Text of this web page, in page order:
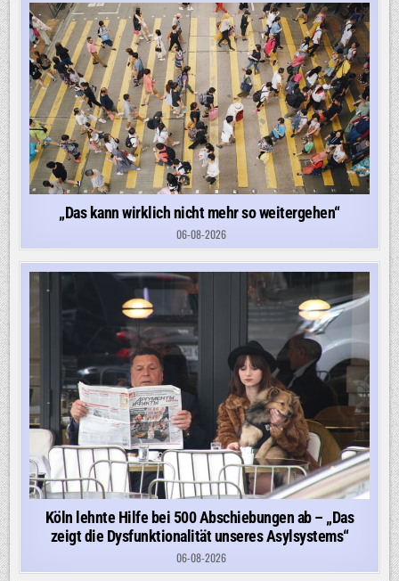
„Das kann wirklich nicht mehr so weitergehen“
06-08-2026
Köln lehnte Hilfe bei 500 Abschiebungen ab – „Das
zeigt die Dysfunktionalität unseres Asylsystems“
06-08-2026